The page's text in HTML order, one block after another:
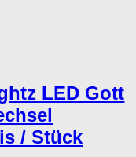
LED Gott
/ Stück